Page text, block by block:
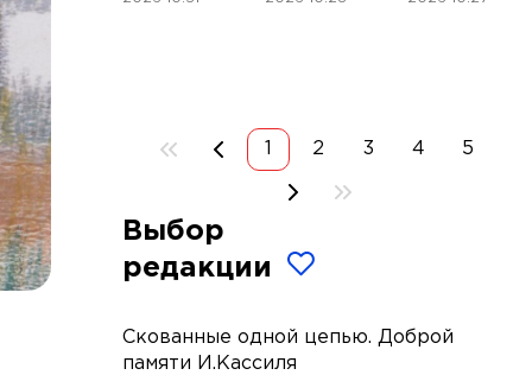
2 3 4 5
Выбор
редакции
Скованные одной цепью. Доброй
памяти И.Кассиля